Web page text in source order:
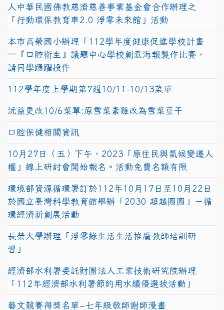
人中華民國佛教慈濟慈善事業基金會合作辦理之
「行動環保教育車2.0 淨零未來館」活動
本市高榮國小辦理「112學年度健康促進學校計畫
─『口腔衛生』議題中心學校創意海報製作比賽，
請同學踴躍投件
112學年度上學期第7週10/11-10/13菜單
沅益更改10/6菜單:原雪菜素雞改為雪菜豆干
口腔保健相關資訊
10月27日（五）下午，2023「原住民與氣候變遷人
權」線上研討會開始報名。活動免費名額有限
環境部資源循環署訂於112年10月17日至10月22日
於國立臺灣科學教育館舉辦「2030 超越圈圈」－循
環經濟新創展活動
長榮大學辦理「淨零綠生活生活推廣教師培訓研
習」
經濟部水利署委託財團法人工業技術研究院辦理
「112年經濟部水利署節約用水績優選拔活動」
藝文競賽得獎名單~七年級敬師謝師漫畫